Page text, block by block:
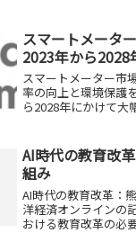
スマートメータ
2023年から2028
スマートメーター市
率の向上と環境保護
ら2028年にかけて大
AI時代の教育改
組み
AI時代の教育改革：
洋経済オンラインの
おける教育改革の必